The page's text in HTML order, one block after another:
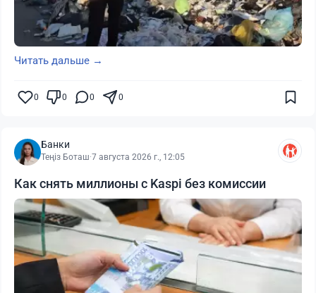
Читать дальше →
0 0 0 0
Банки
Теңіз Боташ·7 августа 2026 г., 12:05
Как снять миллионы с Kaspi без комиссии